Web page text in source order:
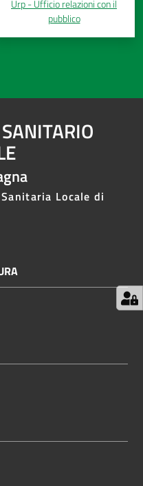
Urp - Ufficio relazioni con il
pubblico
Locale di